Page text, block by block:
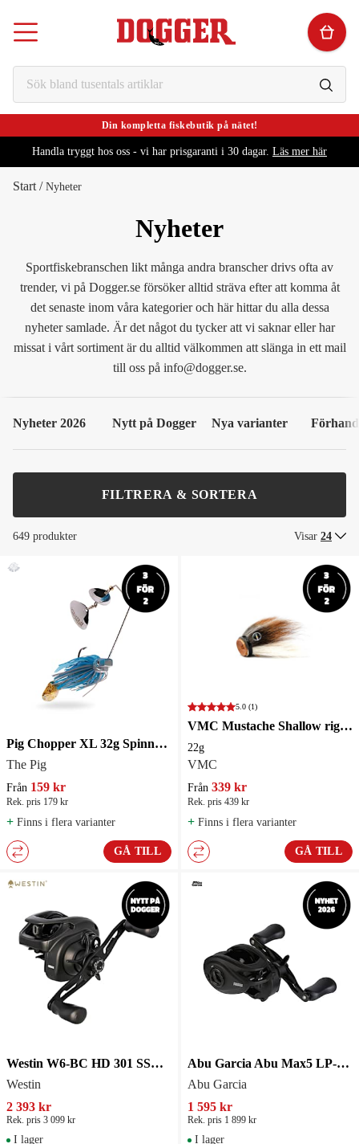
Din kompletta fiskebutik på nätet!
Handla tryggt hos oss - vi har prisgaranti i 30 dagar. Läs mer här
Start / Nyheter
Nyheter
Sportfiskebranschen likt många andra branscher drivs ofta av
trender, vi på Dogger.se försöker alltid sträva efter att komma åt
det senaste inom våra kategorier och här hittar du alla dessa
nyheter samlade. Är det något du tycker att vi saknar eller har
missat i vårt sortiment är du alltid välkommen att slänga in ett mail
till oss på info@dogger.se.
Nyheter 2026 Nytt på Dogger Nya varianter
FILTRERA & SORTERA
649 produkter Visar 24
Pig Chopper XL 32g Spinnerbait
The Pig
Från 159 kr
Rek. pris 179 kr
+ Finns i flera varianter
GÅ TILL
5.0 (1)
VMC Mustache Shallow rig 22g Spinnfluga
22g
VMC
Från 339 kr
Rek. pris 439 kr
+ Finns i flera varianter
GÅ TILL
Westin W6-BC HD 301 SSG LH 10+1BB Lågprofilrulle
Westin
2 393 kr
Rek. pris 3 099 kr
I lager
Abu Garcia Abu Max5 LP-L 400
Abu Garcia
1 595 kr
Rek. pris 1 899 kr
I lager